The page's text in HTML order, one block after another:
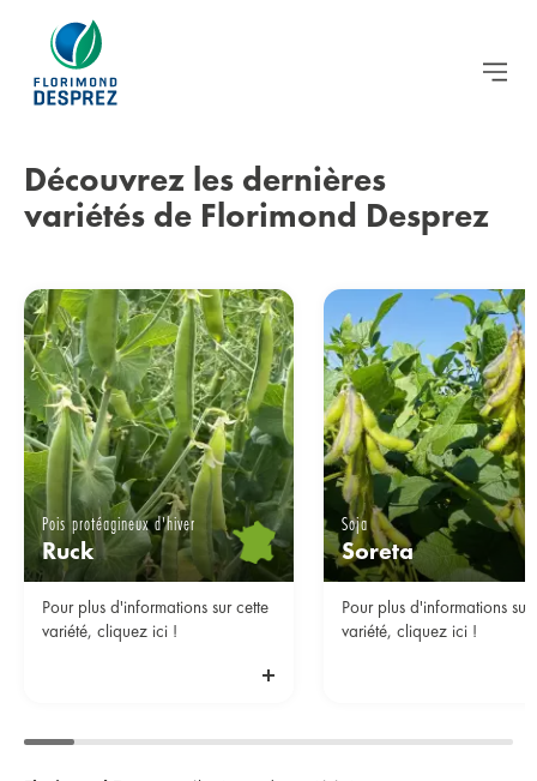
Découvrez les dernières
variétés de Florimond Desprez
Pois protéagineux d'hiver
Ruck
Pour plus d'informations sur cette
variété, cliquez ici !
Soja
Soreta
Pour plus d'informations sur
variété, cliquez ici !